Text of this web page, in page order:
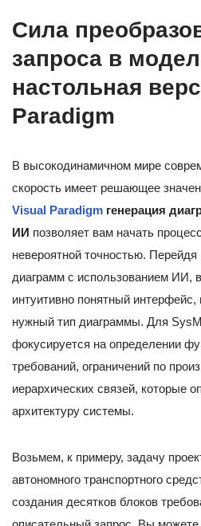
Сила
запроса в
настольная
Paradigm
В высокодинамичном мире
скорость имеет решающее
Visual Paradigm генерация
ИИ позволяет вам начать
невероятной точностью. Перейдя
диаграмм с использованием ИИ,
интуитивно понятный
нужный тип диаграммы. Для
фокусируется на определении
требований, ограничений по
иерархических связей, которые
архитектуру системы.
Возьмем, к примеру, задачу
автономного транспортного
создания десятков блоков